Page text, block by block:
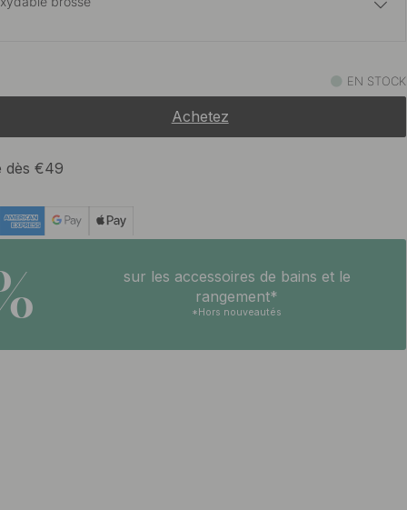
En stock
EN STOCK
Achetez
dès €49
sur les accessoires de bains et le
rangement*
*Hors nouveautés